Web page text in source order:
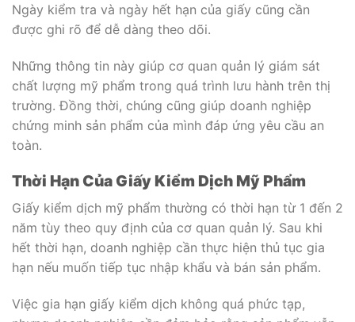
Ngày kiểm tra và ngày hết hạn của giấy cũng cần
được ghi rõ để dễ dàng theo dõi.
Những thông tin này giúp cơ quan quản lý giám sát
chất lượng mỹ phẩm trong quá trình lưu hành trên thị
trường. Đồng thời, chúng cũng giúp doanh nghiệp
chứng minh sản phẩm của mình đáp ứng yêu cầu an
toàn.
Thời Hạn Của Giấy Kiểm Dịch Mỹ Phẩm
Giấy kiểm dịch mỹ phẩm thường có thời hạn từ 1 đến 2
năm tùy theo quy định của cơ quan quản lý. Sau khi
hết thời hạn, doanh nghiệp cần thực hiện thủ tục gia
hạn nếu muốn tiếp tục nhập khẩu và bán sản phẩm.
Việc gia hạn giấy kiểm dịch không quá phức tạp,